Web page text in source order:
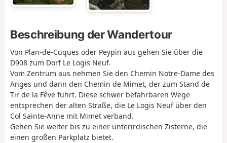
Beschreibung der Wandertour
Von Plan-de-Cuques oder Peypin aus gehen Sie über die
D908 zum Dorf Le Logis Neuf.
Vom Zentrum aus nehmen Sie den Chemin Notre-Dame des
Anges und dann den Chemin de Mimet, der zum Stand de
Tir de la Fêve führt. Diese schwer befahrbaren Wege
entsprechen der alten Straße, die Le Logis Neuf über den
Col Sainte-Anne mit Mimet verband.
Gehen Sie weiter bis zu einer unterirdischen Zisterne, die
einen großen Parkplatz bietet.